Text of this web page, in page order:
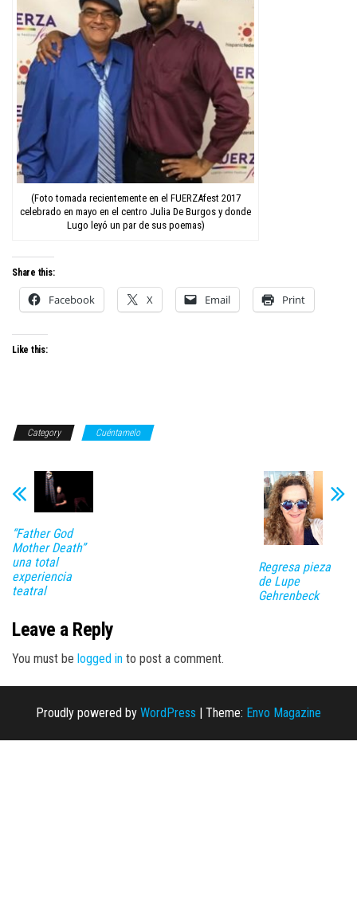
(Foto tomada recientemente en el FUERZAfest 2017
celebrado en mayo en el centro Julia De Burgos y donde
Lugo leyó un par de sus poemas)
Share this:
Facebook X Email Print
Like this:
Category Cuéntamelo
“Father God
Mother Death”
una total
experiencia
teatral
Regresa pieza
de Lupe
Gehrenbeck
Leave a Reply
You must be logged in to post a comment.
Proudly powered by WordPress | Theme: Envo Magazine